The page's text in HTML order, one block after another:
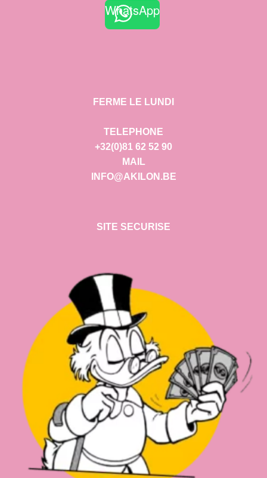
WhatsApp
FERME LE LUNDI
TELEPHONE
+32(0)81 62 52 90
MAIL
INFO@AKILON.BE
SITE SECURISE